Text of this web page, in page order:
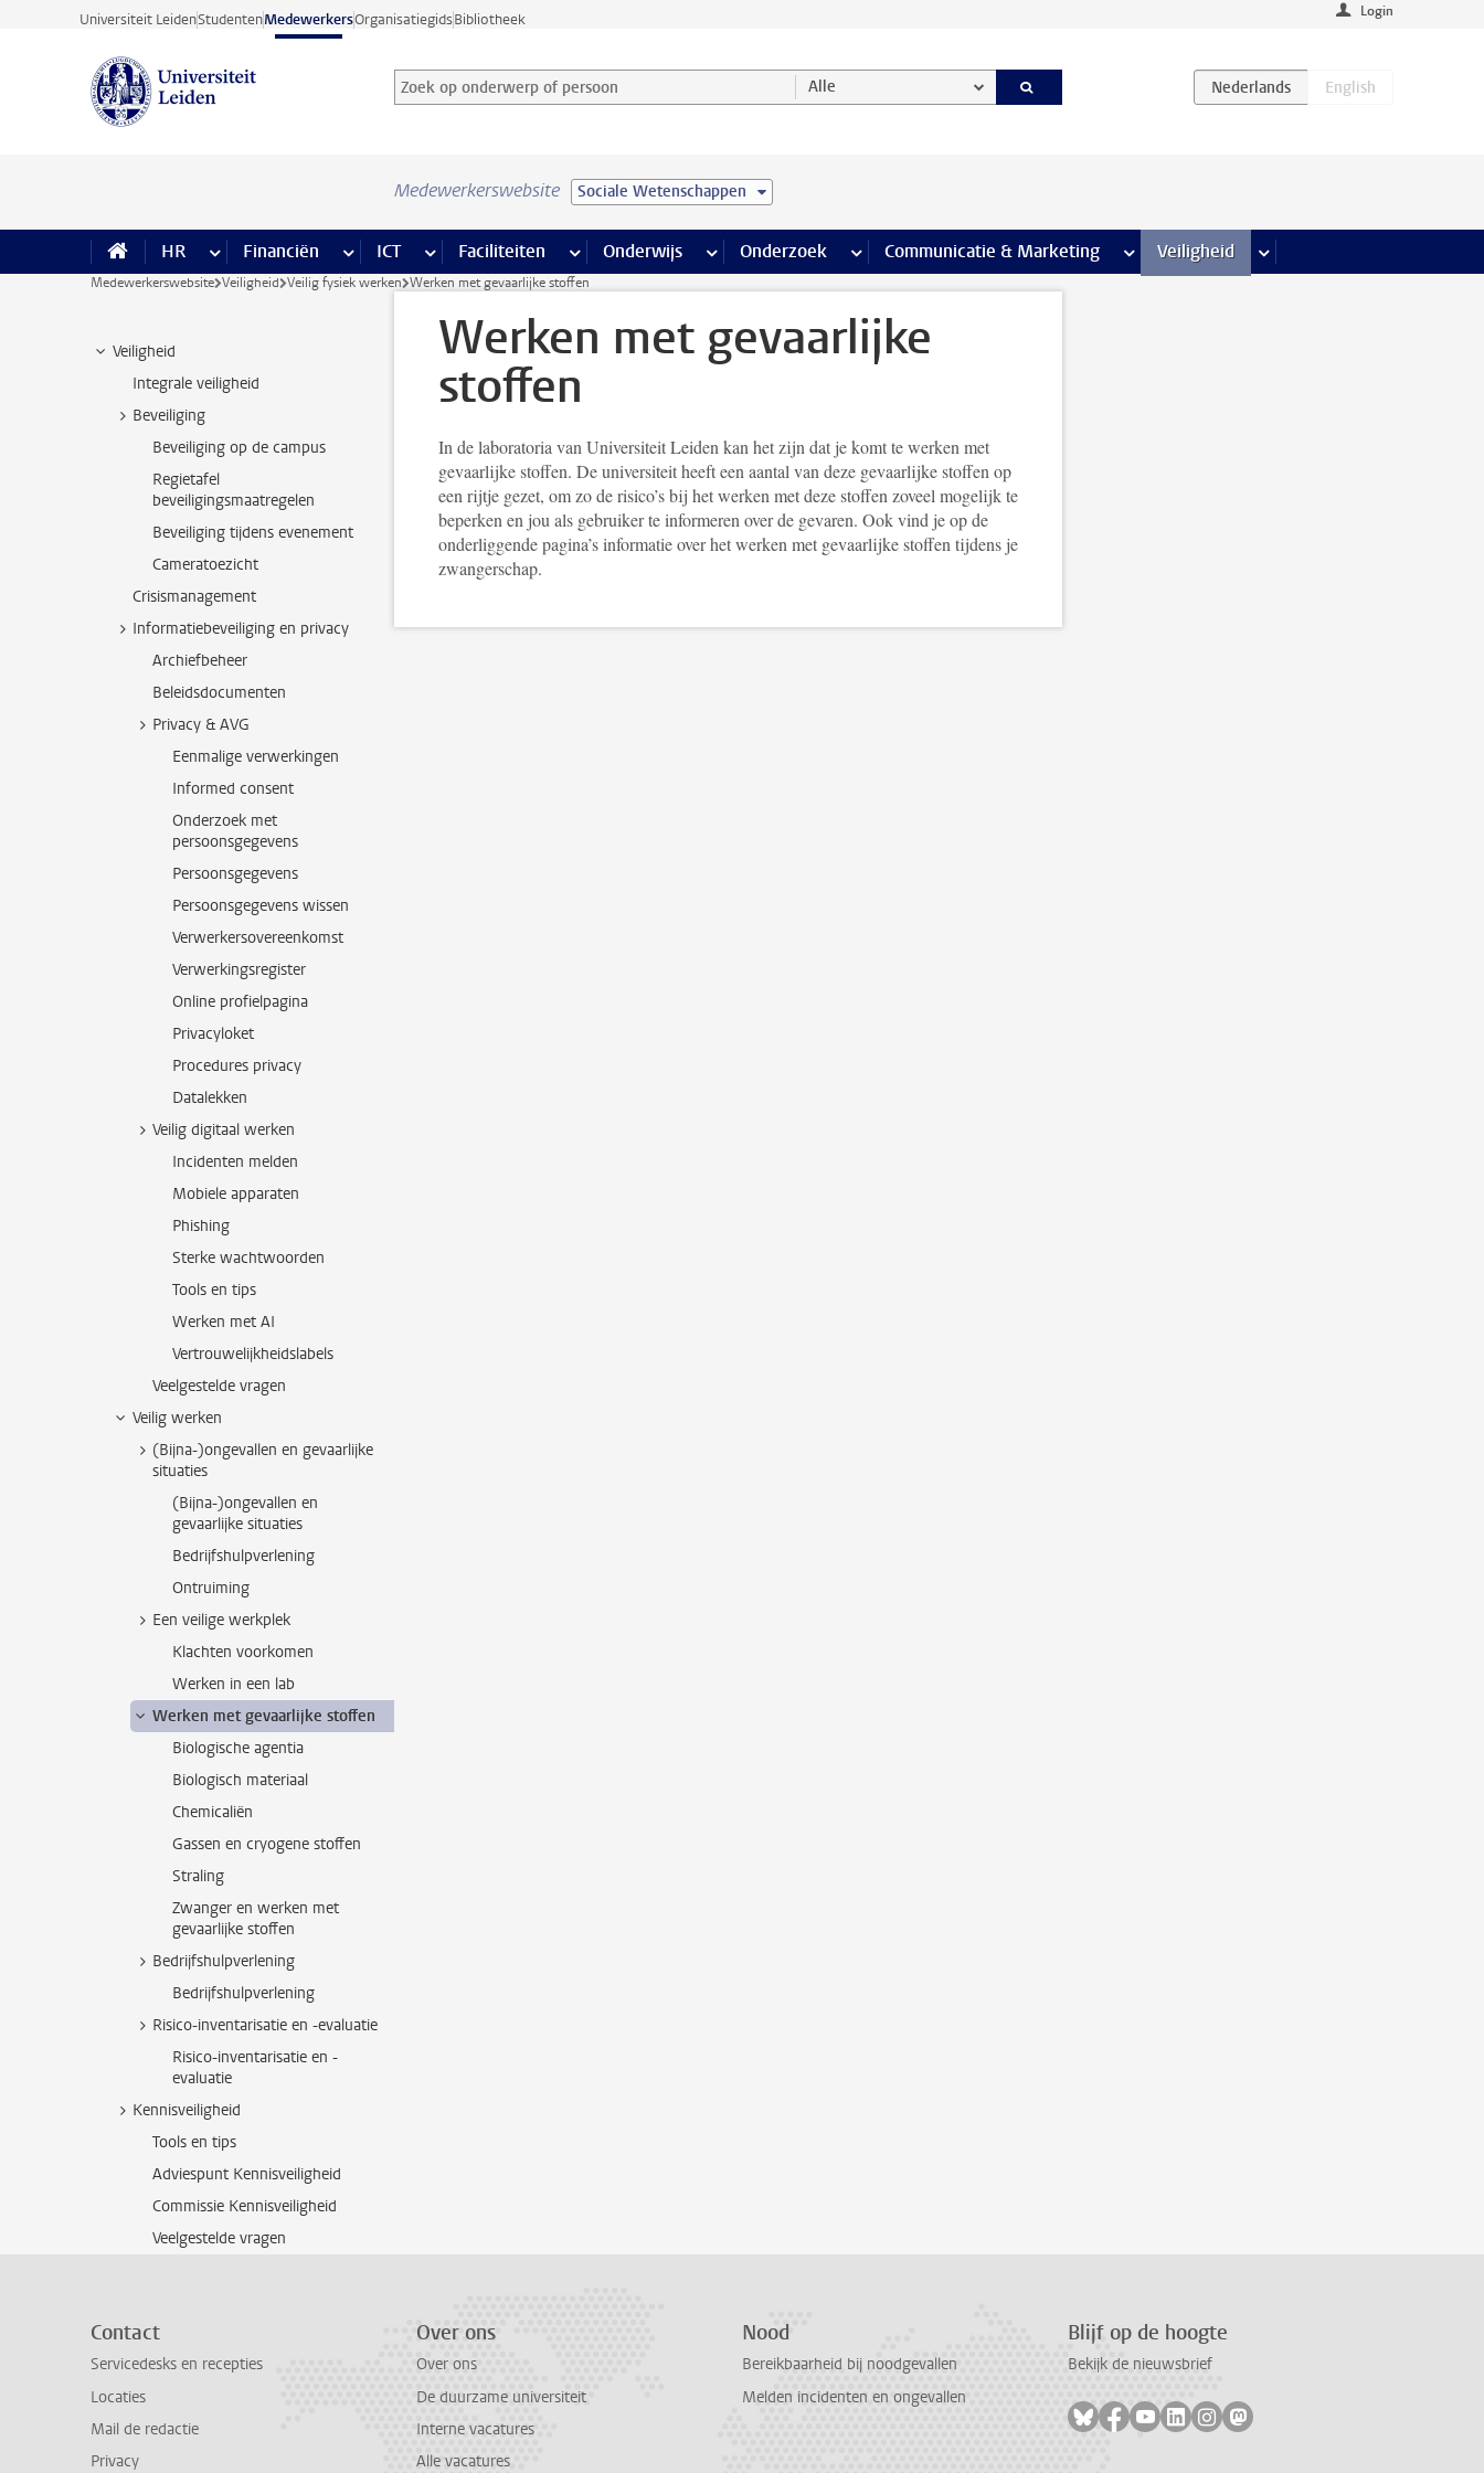
Ga direct naar de inhoud
Universiteit LeidenStudentenMedewerkersOrganisatiegidsBibliotheek Login
Zoek op onderwerp of persoon en selecteer categorie
Zoekterm Alle
Medewerkerswebsite Sociale Wetenschappen
HR meer HR pagina’s
Financiën meer Financiën pagina’s
ICT meer ICT pagina’s
Faciliteiten meer Faciliteiten pagina’s
Onderwijs meer Onderwijs pagina’s
Onderzoek meer Onderzoek pagina’s
Communicatie & Marketing meer Communicatie & Marketing pagina’s
Veiligheid meer Veiligheid pagina’s
Medewerkerswebsite Veiligheid Veilig fysiek werken Werken met gevaarlijke stoffen
Veiligheid
Integrale veiligheid
Beveiliging
Beveiliging op de campus
Regietafel
beveiligingsmaatregelen
Beveiliging tijdens evenement
Cameratoezicht
Crisismanagement
Informatiebeveiliging en privacy
Archiefbeheer
Beleidsdocumenten
Privacy & AVG
Eenmalige verwerkingen
Informed consent
Onderzoek met
persoonsgegevens
Persoonsgegevens
Persoonsgegevens wissen
Verwerkersovereenkomst
Verwerkingsregister
Online profielpagina
Privacyloket
Procedures privacy
Datalekken
Veilig digitaal werken
Incidenten melden
Mobiele apparaten
Phishing
Sterke wachtwoorden
Tools en tips
Werken met AI
Vertrouwelijkheidslabels
Veelgestelde vragen
Veilig werken
(Bijna-)ongevallen en gevaarlijke
situaties
(Bijna-)ongevallen en
gevaarlijke situaties
Bedrijfshulpverlening
Ontruiming
Een veilige werkplek
Klachten voorkomen
Werken in een lab
Werken met gevaarlijke stoffen
Biologische agentia
Biologisch materiaal
Chemicaliën
Gassen en cryogene stoffen
Straling
Zwanger en werken met
gevaarlijke stoffen
Bedrijfshulpverlening
Bedrijfshulpverlening
Risico-inventarisatie en -evaluatie
Risico-inventarisatie en -
evaluatie
Kennisveiligheid
Tools en tips
Adviespunt Kennisveiligheid
Commissie Kennisveiligheid
Veelgestelde vragen
Werken met gevaarlijke
stoffen
In de laboratoria van Universiteit Leiden kan het zijn dat je komt te werken met
gevaarlijke stoffen. De universiteit heeft een aantal van deze gevaarlijke stoffen op
een rijtje gezet, om zo de risico’s bij het werken met deze stoffen zoveel mogelijk te
beperken en jou als gebruiker te informeren over de gevaren. Ook vind je op de
onderliggende pagina’s informatie over het werken met gevaarlijke stoffen tijdens je
zwangerschap.
Contact
Servicedesks en recepties
Locaties
Mail de redactie
Privacy
Over ons
Over ons
De duurzame universiteit
Interne vacatures
Alle vacatures
Nood
Bereikbaarheid bij noodgevallen
Melden incidenten en ongevallen
Blijf op de hoogte
Bekijk de nieuwsbrief
Volg ons op bluesky
Volg ons op facebook
Volg ons op youtube
Volg ons op linkedin
Volg ons op instagram
Volg ons op mastodon